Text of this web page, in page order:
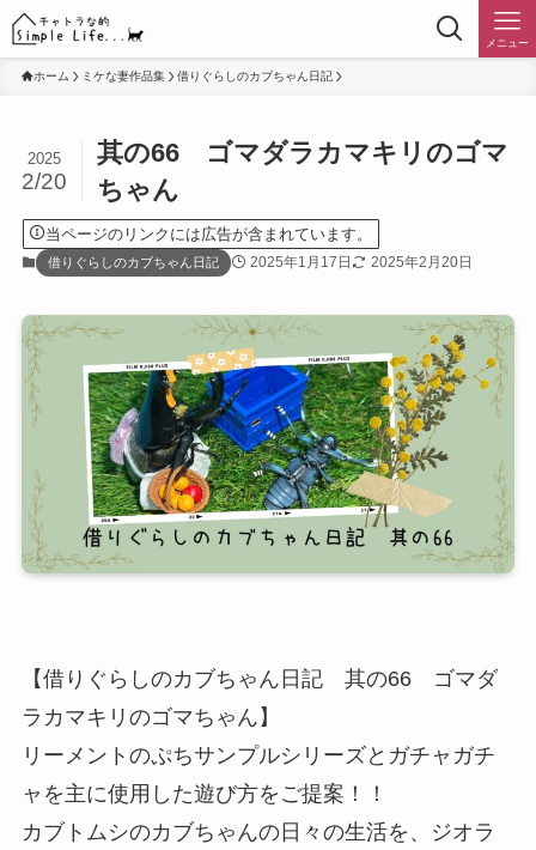
メニュー
ホーム ミケな妻作品集 借りぐらしのカブちゃん日記
其の66 ゴマダラカマキリのゴマ
ちゃん
2025
2/20
当ページのリンクには広告が含まれています。
借りぐらしのカブちゃん日記 2025年1月17日 2025年2月20日
【借りぐらしのカブちゃん日記 其の66 ゴマダ
ラカマキリのゴマちゃん】
リーメントのぷちサンプルシリーズとガチャガチ
ャを主に使用した遊び方をご提案！！
カブトムシのカブちゃんの日々の生活を、ジオラ